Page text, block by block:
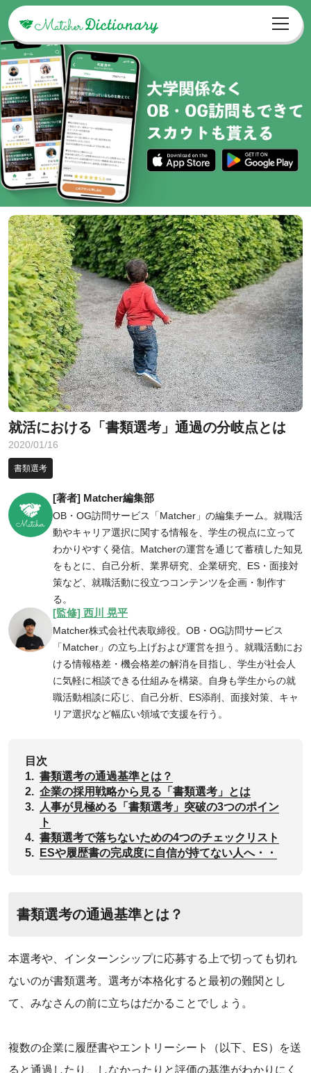
就活における「書類選考」通過の分岐点とは
2020/01/16
書類選考
[著者] Matcher編集部
OB・OG訪問サービス「Matcher」の編集チーム。就職活
動やキャリア選択に関する情報を、学生の視点に立って
わかりやすく発信。Matcherの運営を通じて蓄積した知見
をもとに、自己分析、業界研究、企業研究、ES・面接対
策など、就職活動に役立つコンテンツを企画・制作す
る。
[監修] 西川 晃平
Matcher株式会社代表取締役。OB・OG訪問サービス
「Matcher」の立ち上げおよび運営を担う。就職活動にお
ける情報格差・機会格差の解消を目指し、学生が社会人
に気軽に相談できる仕組みを構築。自身も学生からの就
職活動相談に応じ、自己分析、ES添削、面接対策、キャ
リア選択など幅広い領域で支援を行う。
目次
1. 書類選考の通過基準とは？
2. 企業の採用戦略から見る「書類選考」とは
3.
人事が見極める「書類選考」突破の3つのポイン
ト
4. 書類選考で落ちないための4つのチェックリスト
5.
ESや履歴書の完成度に自信が持てない人へ・・
書類選考の通過基準とは？
本選考や、インターンシップに応募する上で切っても切れ
ないのが書類選考。選考が本格化すると最初の難関とし
て、みなさんの前に立ちはだかることでしょう。
‌複数の企業に履歴書やエントリーシート（以下、ES）を送
ると通過したり、しなかったりと評価の基準がわかりにく